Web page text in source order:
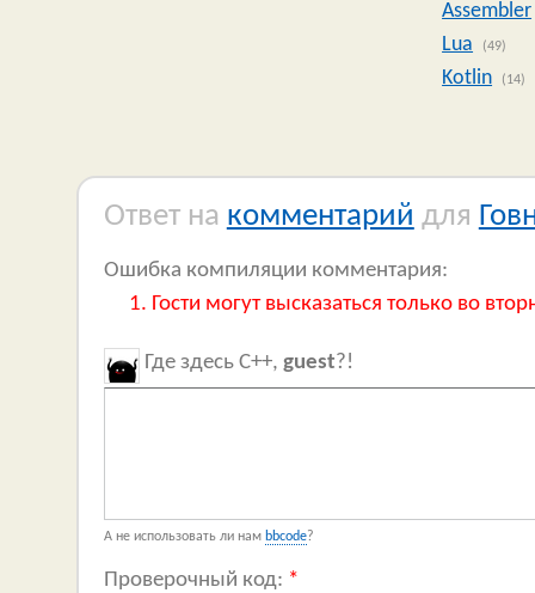
Assembler
Lua
(49)
Kotlin (14)
Ответ на комментарий для
Ошибка компиляции комментария:
Гости могут высказаться только во
Где здесь C++, guest?!
А не использовать ли нам bbcode?
Проверочный код: *